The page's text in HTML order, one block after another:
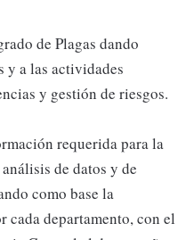
de Plagas dando
y a las actividades
y gestión de riesgos.
requerida para la
de datos y de
como base la
departamento, con el